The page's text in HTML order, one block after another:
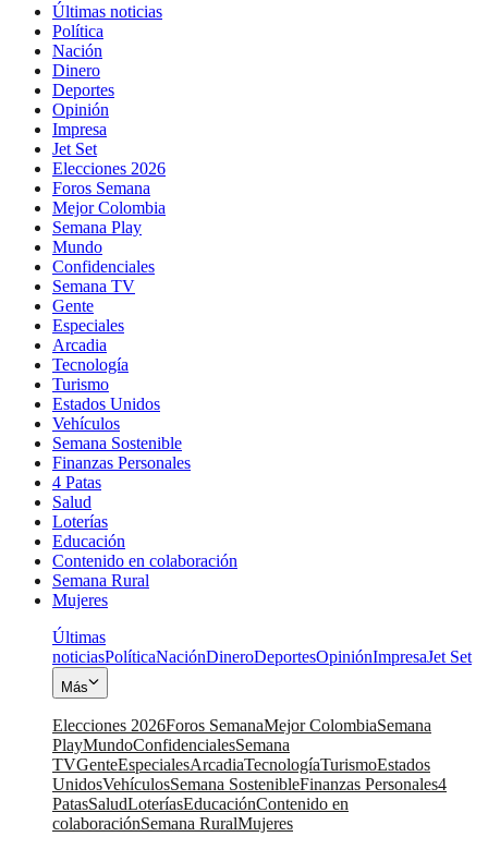
Últimas noticias
Política
Nación
Dinero
Deportes
Opinión
Impresa
Jet Set
Elecciones 2026
Foros Semana
Mejor Colombia
Semana Play
Mundo
Confidenciales
Semana TV
Gente
Especiales
Arcadia
Tecnología
Turismo
Estados Unidos
Vehículos
Semana Sostenible
Finanzas Personales
4 Patas
Salud
Loterías
Educación
Contenido en colaboración
Semana Rural
Mujeres
Últimas
noticiasPolíticaNaciónDineroDeportesOpiniónImpresaJet Set
Más
Elecciones 2026Foros SemanaMejor ColombiaSemana
PlayMundoConfidencialesSemana
TVGenteEspecialesArcadiaTecnologíaTurismoEstados
UnidosVehículosSemana SostenibleFinanzas Personales4
PatasSaludLoteríasEducaciónContenido en
colaboraciónSemana RuralMujeres